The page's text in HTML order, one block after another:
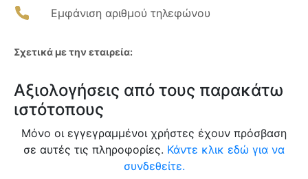
Εμφάνιση αριθμού τηλεφώνου
Σχετικά με την εταιρεία:
Αξιολογήσεις από τους παρακάτω
ιστότοπους
Μόνο οι εγγεγραμμένοι χρήστες έχουν πρόσβαση
σε αυτές τις πληροφορίες. Κάντε κλικ εδώ για να
συνδεθείτε.